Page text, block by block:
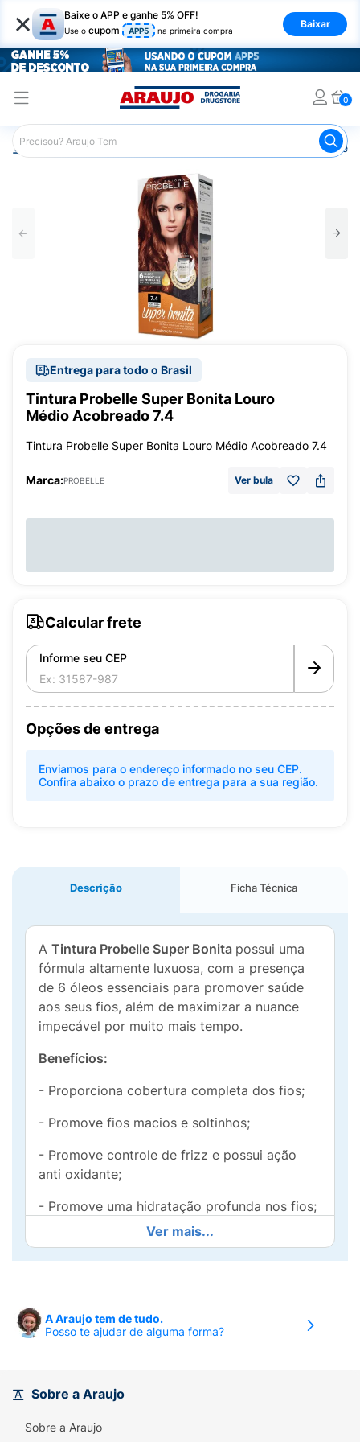
× Baixe o APP e ganhe 5% OFF!
Use o cupom APP5 na primeira compra
Baixar
0
Araujo Cabelo Tintura Probelle
Entrega para todo o Brasil
Tintura Probelle Super Bonita Louro
Médio Acobreado 7.4
Tintura Probelle Super Bonita Louro Médio Acobreado 7.4
Marca:PROBELLE Ver bula
Calcular frete
Informe seu CEP
Opções de entrega
Enviamos para o endereço informado no seu CEP.
Confira abaixo o prazo de entrega para a sua região.
Descrição Ficha Técnica
A Tintura Probelle Super Bonita possui uma
fórmula altamente luxuosa, com a presença
de 6 óleos essenciais para promover saúde
aos seus fios, além de maximizar a nuance
impecável por muito mais tempo.
Benefícios:
- Proporciona cobertura completa dos fios;
- Promove fios macios e soltinhos;
- Promove controle de frizz e possui ação
anti oxidante;
- Promove uma hidratação profunda nos fios;
- Ideal para todos os tipos de cabelo.
propriedades nutritivas e hidratantes, ajuda a
restaurar a elasticidade dos fios e a reduzir o
Óleo de Linhaça: Rico em ômega-3 e
além de ajudar na manutenção da saúde do
Ver mais...
A Araujo tem de tudo.
Posso te ajudar de alguma forma?
Sobre a Araujo
Sobre a Araujo